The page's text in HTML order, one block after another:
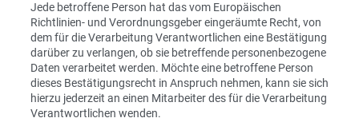
Jede betroffene Person hat das vom Europäischen
Richtlinien- und Verordnungsgeber eingeräumte Recht, von
dem für die Verarbeitung Verantwortlichen eine Bestätigung
darüber zu verlangen, ob sie betreffende personenbezogene
Daten verarbeitet werden. Möchte eine betroffene Person
dieses Bestätigungsrecht in Anspruch nehmen, kann sie sich
hierzu jederzeit an einen Mitarbeiter des für die Verarbeitung
Verantwortlichen wenden.